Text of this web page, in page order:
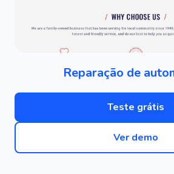
Reparação de
Teste grátis
Ver demo